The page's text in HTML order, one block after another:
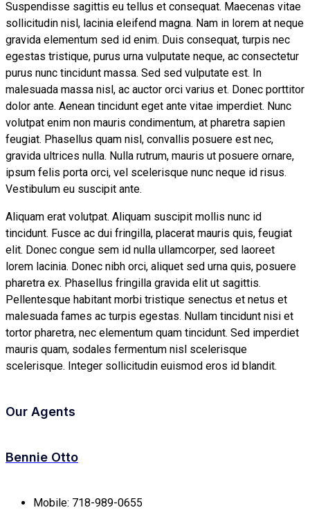
Suspendisse sagittis eu tellus et consequat. Maecenas vitae
sollicitudin nisl, lacinia eleifend magna. Nam in lorem at neque
gravida elementum sed id enim. Duis consequat, turpis nec
egestas tristique, purus urna vulputate neque, ac consectetur
purus nunc tincidunt massa. Sed sed vulputate est. In
malesuada massa nisl, ac auctor orci varius et. Donec porttitor
dolor ante. Aenean tincidunt eget ante vitae imperdiet. Nunc
volutpat enim non mauris condimentum, at pharetra sapien
feugiat. Phasellus quam nisl, convallis posuere est nec,
gravida ultrices nulla. Nulla rutrum, mauris ut posuere ornare,
ipsum felis porta orci, vel scelerisque nunc neque id risus.
Vestibulum eu suscipit ante.
Aliquam erat volutpat. Aliquam suscipit mollis nunc id
tincidunt. Fusce ac dui fringilla, placerat mauris quis, feugiat
elit. Donec congue sem id nulla ullamcorper, sed laoreet
lorem lacinia. Donec nibh orci, aliquet sed urna quis, posuere
pharetra ex. Phasellus fringilla gravida elit ut sagittis.
Pellentesque habitant morbi tristique senectus et netus et
malesuada fames ac turpis egestas. Nullam tincidunt nisi et
tortor pharetra, nec elementum quam tincidunt. Sed imperdiet
mauris quam, sodales fermentum nisl scelerisque
scelerisque. Integer sollicitudin euismod eros id blandit.
Our Agents
Bennie Otto
Mobile: 718-989-0655